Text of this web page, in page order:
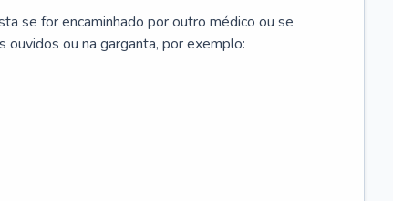
se for encaminhado por outro médico ou se
ouvidos ou na garganta, por exemplo: